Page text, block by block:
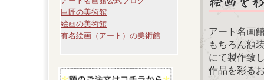
巨匠の美術館
絵画の美術館
有名絵画（アート）の美術館
アート名画
もちろん額
にて製作致
作品を彩る